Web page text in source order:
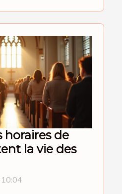
horaires de
la vie des